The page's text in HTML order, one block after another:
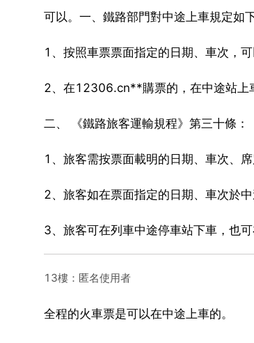
可以。一、鐵路部門對中途上車規定如
1、按照車票票面指定的日期、車次，
2、在12306.cn**購票的，在中途站上
二、 《鐵路旅客運輸規程》第三十條：
1、旅客需按票面載明的日期、車次、
2、旅客如在票面指定的日期、車次於
3、旅客可在列車中途停車站下車，也
13樓：匿名使用者
全程的火車票是可以在中途上車的。